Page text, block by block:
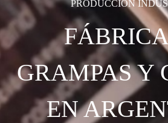
PRODUCCIÓN
GRAMPAS Y
EN